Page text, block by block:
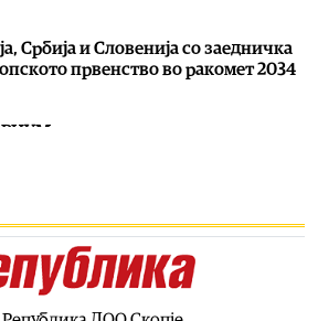
Србија и Словенија со заедничка
првенство во ракомет 2034
го започнува проектот
се врати дома по 17 години
на филмот „Превртено“ во